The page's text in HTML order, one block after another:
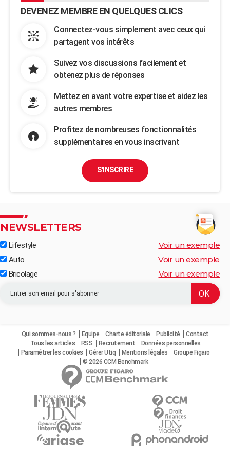
DEVENEZ MEMBRE EN QUELQUES CLICS
Connectez-vous simplement avec ceux qui
partagent vos intérêts
Suivez vos discussions facilement et
obtenez plus de réponses
Mettez en avant votre expertise et aidez les
autres membres
Profitez de nombreuses fonctionnalités
supplémentaires en vous inscrivant
S'INSCRIRE
NEWSLETTERS
Lifestyle Voir un exemple
Auto Voir un exemple
Bricolage Voir un exemple
Qui sommes-nous ? Equipe Charte éditoriale Publicité
Contact
Tous les articles
RSS Recrutement
Données personnelles
Paramétrer les cookies
Gérer Utiq Mentions légales
Groupe Figaro
© 2026 CCM Benchmark